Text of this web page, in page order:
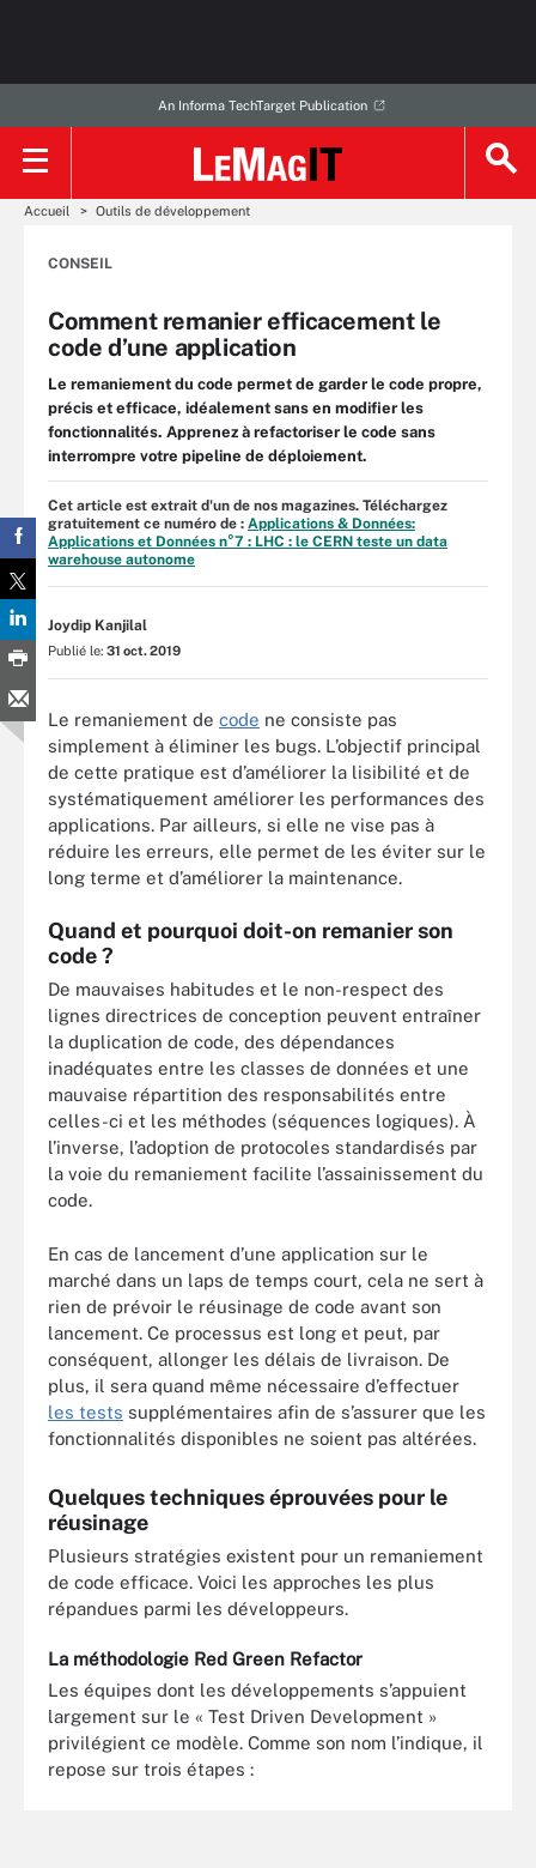
An Informa TechTarget Publication
Accueil Outils de développement
CONSEIL
Comment remanier efficacement le
code d’une application
Le remaniement du code permet de garder le code propre,
précis et efficace, idéalement sans en modifier les
fonctionnalités. Apprenez à refactoriser le code sans
interrompre votre pipeline de déploiement.
Cet article est extrait d'un de nos magazines. Téléchargez
gratuitement ce numéro de : Applications & Données:
Applications et Données n°7 : LHC : le CERN teste un data
warehouse autonome
Joydip Kanjilal
Publié le: 31 oct. 2019
Le remaniement de code ne consiste pas
simplement à éliminer les bugs. L’objectif principal
de cette pratique est d’améliorer la lisibilité et de
systématiquement améliorer les performances des
applications. Par ailleurs, si elle ne vise pas à
réduire les erreurs, elle permet de les éviter sur le
long terme et d’améliorer la maintenance.
Quand et pourquoi doit-on remanier son
code ?
De mauvaises habitudes et le non-respect des
lignes directrices de conception peuvent entraîner
la duplication de code, des dépendances
inadéquates entre les classes de données et une
mauvaise répartition des responsabilités entre
celles-ci et les méthodes (séquences logiques). À
l’inverse, l’adoption de protocoles standardisés par
la voie du remaniement facilite l’assainissement du
code.
En cas de lancement d’une application sur le
marché dans un laps de temps court, cela ne sert à
rien de prévoir le réusinage de code avant son
lancement. Ce processus est long et peut, par
conséquent, allonger les délais de livraison. De
plus, il sera quand même nécessaire d’effectuer
les tests supplémentaires afin de s’assurer que les
fonctionnalités disponibles ne soient pas altérées.
Quelques techniques éprouvées pour le
réusinage
Plusieurs stratégies existent pour un remaniement
de code efficace. Voici les approches les plus
répandues parmi les développeurs.
La méthodologie Red Green Refactor
Les équipes dont les développements s’appuient
largement sur le « Test Driven Development »
privilégient ce modèle. Comme son nom l’indique, il
repose sur trois étapes :